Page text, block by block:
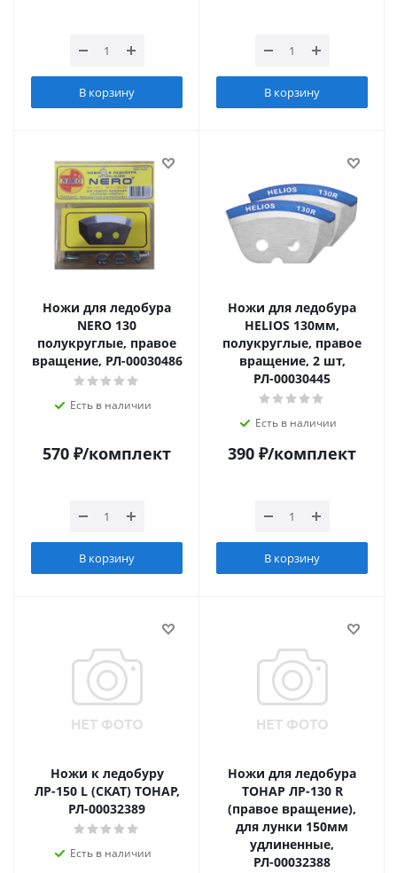
В корзину В корзину
Ножи для ледобура
NERO 130
полукруглые, правое
вращение, РЛ-00030486
Есть в наличии
570 ₽/комплект
В корзину
Ножи для ледобура
HELIOS 130мм,
полукруглые, правое
вращение, 2 шт,
РЛ-00030445
Есть в наличии
390 ₽/комплект
В корзину
Ножи к ледобуру
ЛР-150 L (СКАТ) ТОНАР,
РЛ-00032389
Есть в наличии
Ножи для ледобура
ТОНАР ЛР-130 R
(правое вращение),
для лунки 150мм
удлиненные,
РЛ-00032388